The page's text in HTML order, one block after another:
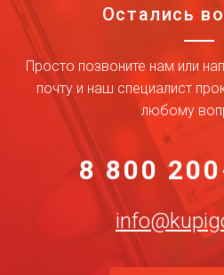
Остались
Просто позвоните нам или
почту и наш специалист
любому
8 800